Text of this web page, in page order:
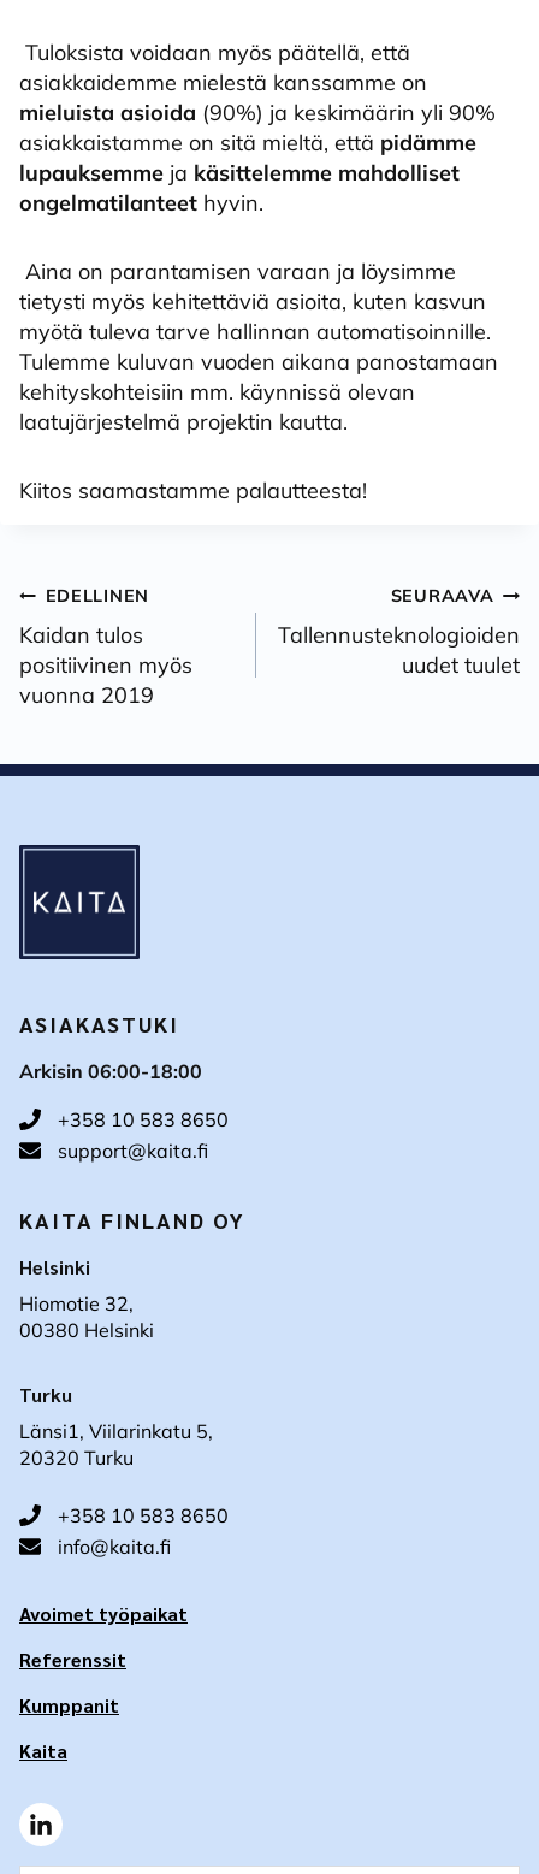
Tuloksista voidaan myös päätellä, että
asiakkaidemme mielestä kanssamme on
mieluista asioida (90%) ja keskimäärin yli 90%
asiakkaistamme on sitä mieltä, että pidämme
lupauksemme ja käsittelemme mahdolliset
ongelmatilanteet hyvin.
Aina on parantamisen varaan ja löysimme
tietysti myös kehitettäviä asioita, kuten kasvun
myötä tuleva tarve hallinnan automatisoinnille.
Tulemme kuluvan vuoden aikana panostamaan
kehityskohteisiin mm. käynnissä olevan
laatujärjestelmä projektin kautta.
Kiitos saamastamme palautteesta!
Artikkelien
selaus
EDELLINEN
Kaidan tulos
positiivinen myös
vuonna 2019
SEURAAVA
Tallennusteknologioiden
uudet tuulet
ASIAKASTUKI
Arkisin 06:00-18:00
+358 10 583 8650
support@kaita.fi
KAITA FINLAND OY
Helsinki
Hiomotie 32,
00380 Helsinki
Turku
Länsi1, Viilarinkatu 5,
20320 Turku
+358 10 583 8650
info@kaita.fi
Avoimet työpaikat
Referenssit
Kumppanit
Kaita